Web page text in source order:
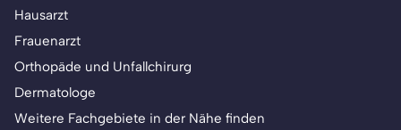
Hausarzt
Frauenarzt
Orthopäde und Unfallchirurg
Dermatologe
Weitere Fachgebiete in der Nähe finden